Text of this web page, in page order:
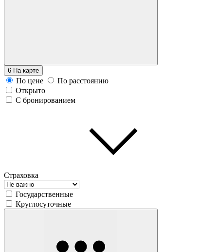
6 На карте
По цене
По расстоянию
Открыто
С бронированием
Страховка
Государственные
Круглосуточные